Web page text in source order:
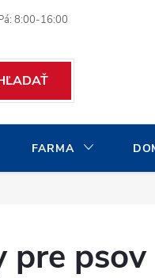
FARMA
pre psov